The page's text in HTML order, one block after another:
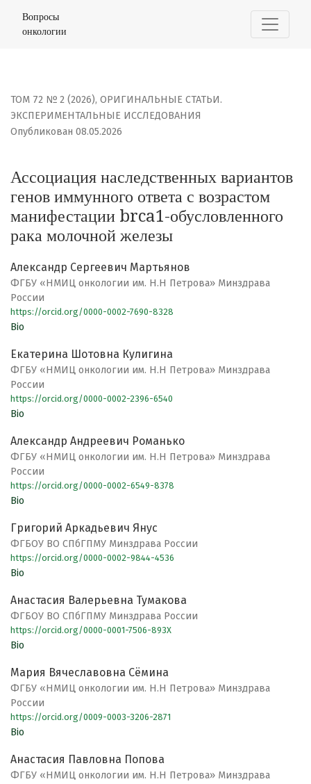
Ассоциация наследственных вариантов генов
Вопросы
онкологии
ТОМ 72 № 2 (2026), ОРИГИНАЛЬНЫЕ СТАТЬИ.
ЭКСПЕРИМЕНТАЛЬНЫЕ ИССЛЕДОВАНИЯ
Ассоциация наследственных вариантов
генов иммунного ответа с возрастом
манифестации brca1-обусловленного
рака молочной железы
Опубликован 08.05.2026
Александр Сергеевич Мартьянов
ФГБУ «НМИЦ онкологии им. Н.Н Петрова» Минздрава
России
https://orcid.org/0000-0002-7690-8328
Bio
Екатерина Шотовна Кулигина
ФГБУ «НМИЦ онкологии им. Н.Н Петрова» Минздрава
России
https://orcid.org/0000-0002-2396-6540
Bio
Александр Андреевич Романько
ФГБУ «НМИЦ онкологии им. Н.Н Петрова» Минздрава
России
https://orcid.org/0000-0002-6549-8378
Bio
Григорий Аркадьевич Янус
ФГБОУ ВО СПбГПМУ Минздрава России
https://orcid.org/0000-0002-9844-4536
Bio
Анастасия Валерьевна Тумакова
ФГБОУ ВО СПбГПМУ Минздрава России
https://orcid.org/0000-0001-7506-893X
Bio
Мария Вячеславовна Сёмина
ФГБУ «НМИЦ онкологии им. Н.Н Петрова» Минздрава
России
https://orcid.org/0009-0003-3206-2871
Bio
Анастасия Павловна Попова
ФГБУ «НМИЦ онкологии им. Н.Н Петрова» Минздрава